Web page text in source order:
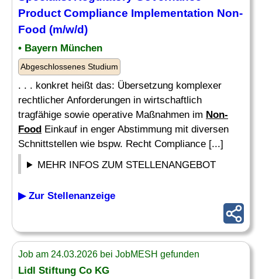
Product Compliance Implementation Non-
Food (m/w/d)
• Bayern München
Abgeschlossenes Studium
. . . konkret heißt das: Übersetzung komplexer
rechtlicher Anforderungen in wirtschaftlich
tragfähige sowie operative Maßnahmen im Non-
Food Einkauf in enger Abstimmung mit diversen
Schnittstellen wie bspw. Recht Compliance [...]
MEHR INFOS ZUM STELLENANGEBOT
▶ Zur Stellenanzeige
Job am 24.03.2026 bei JobMESH gefunden
Lidl Stiftung Co KG